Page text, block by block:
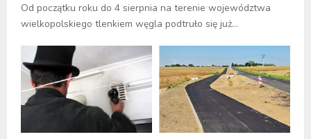
Od początku roku do 4 sierpnia na terenie województwa
wielkopolskiego tlenkiem węgla podtruło się już...